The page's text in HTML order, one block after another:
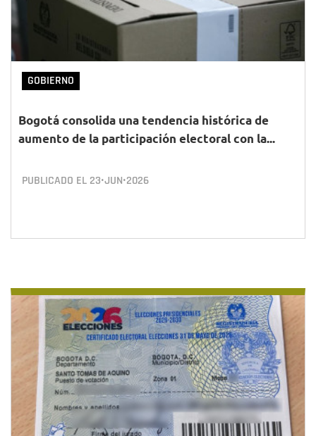
GOBIERNO
Bogotá consolida una tendencia histórica de
aumento de la participación electoral con la...
PUBLICADO EL 23•JUN•2026